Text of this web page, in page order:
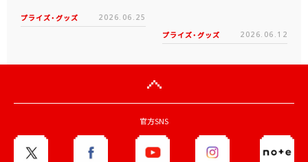
プライズ・グッズ 2026.06.25
プライズ・グッズ 2026.06.12
官方SNS